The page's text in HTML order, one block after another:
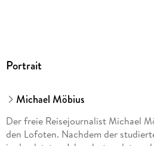
Alleinreisende genau den Urlaub,
ERLEBE LOS!
Portrait
Michael Möbius
Der freie Reisejournalist Michael
den Lofoten. Nachdem der